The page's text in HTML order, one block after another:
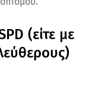
(είτε με